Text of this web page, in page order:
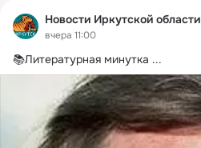
Новости Иркутской области
вчера 11:00
📚Литературная минутка ...